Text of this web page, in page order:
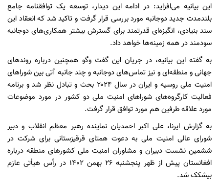
این بیانیه می‌افزاید: در ادامه این دیدار، توسعه یک توافقنامه جامع
بلندمدت جدید دوجانبه مورد بررسی قرار گرفت و تاکید شد که انعقاد این
سند بنیادی، انگیزه‌ای قدرتمند برای گسترش بیشتر همکاری‌های دوجانبه
سودمند در همه زمینه‌ها خواهد داد.
به گفته این بیانیه، در جریان این گفت وگو همچنین درباره روندهای
جهانی و منطقه‌ای و نیز تماس‌های دوجانبه و چند جانبه آتی بین شوراهای
امنیت ملی روسیه و ایران در سال ۲۰۲۴ بحث و تبادل نظر شد و برنامه
فعالیت کارگروه‌های شوراهای امنیت ملی دو کشور در مورد موضوعات
مورد علاقه طرفین هم مورد توافق قرار گرفت.
به گزارش ایرنا، علی اکبر احمدیان نماینده رهبر معظم انقلاب و دبیر
شورای عالی امنیت ملی به دعوت همتای قرقیزستانی برای شرکت در
ششمین نشست دبیران و مشاوران امنیت ملی کشورهای منطقه درباره
افغانستان پیش از ظهر پنجشنبه ۲۶ بهمن ۱۴۰۲ در رأس هیأتی عازم
بیشکک شد.